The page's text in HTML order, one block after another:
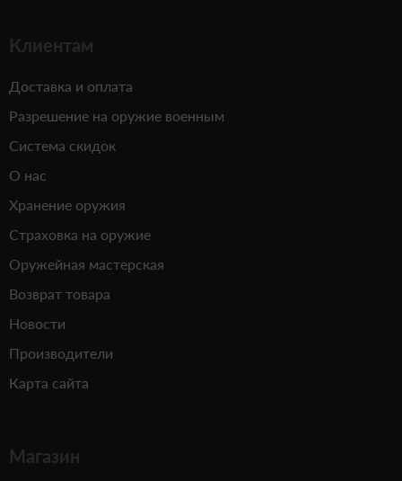
Клиентам
Доставка и оплата
Разрешение на оружие военным
Система скидок
О нас
Хранение оружия
Страховка на оружие
Оружейная мастерская
Возврат товара
Новости
Производители
Карта сайта
Магазин